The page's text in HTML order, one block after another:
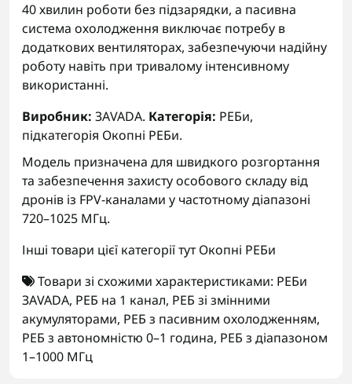
40 хвилин роботи без підзарядки, а пасивна
система охолодження виключає потребу в
додаткових вентиляторах, забезпечуючи надійну
роботу навіть при тривалому інтенсивному
використанні.
Виробник: ЗАVADA. Категорія: РЕБи,
підкатегорія Окопні РЕБи.
Модель призначена для швидкого розгортання
та забезпечення захисту особового складу від
дронів із FPV-каналами у частотному діапазоні
720–1025 МГц.
Інші товари цієї категорії тутОкопні РЕБи
Товари зі схожими характеристиками: РЕБи
ЗАVADA, РЕБ на 1 канал, РЕБ зі змінними
акумуляторами, РЕБ з пасивним охолодженням,
РЕБ з автономністю 0–1 година, РЕБ з діапазоном
1–1000 МГц